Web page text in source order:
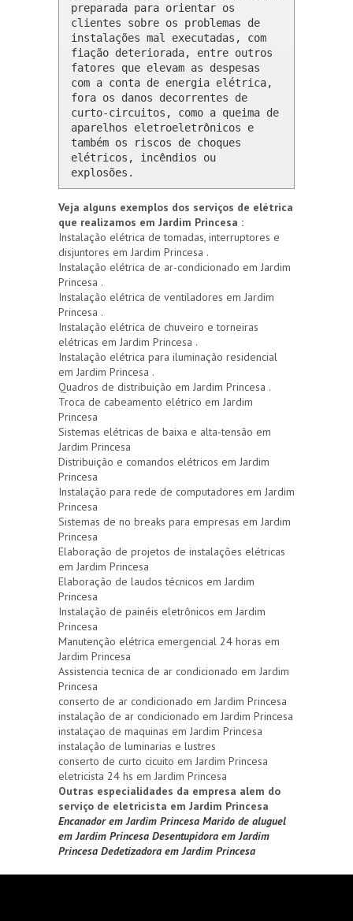
preparada para orientar os
clientes sobre os problemas de
instalações mal executadas, com
fiação deteriorada, entre outros
fatores que elevam as despesas
com a conta de energia elétrica,
fora os danos decorrentes de
curto-circuitos, como a queima de
aparelhos eletroeletrônicos e
também os riscos de choques
elétricos, incêndios ou
explosões.
Veja alguns exemplos dos serviços de elétrica
que realizamos em Jardim Princesa :
Instalação elétrica de tomadas, interruptores e
disjuntores em Jardim Princesa .
Instalação elétrica de ar-condicionado em Jardim
Princesa .
Instalação elétrica de ventiladores em Jardim
Princesa .
Instalação elétrica de chuveiro e torneiras
elétricas em Jardim Princesa .
Instalação elétrica para iluminação residencial
em Jardim Princesa .
Quadros de distribuição em Jardim Princesa .
Troca de cabeamento elétrico em Jardim
Princesa
Sistemas elétricas de baixa e alta-tensão em
Jardim Princesa
Distribuição e comandos elétricos em Jardim
Princesa
Instalação para rede de computadores em Jardim
Princesa
Sistemas de no breaks para empresas em Jardim
Princesa
Elaboração de projetos de instalações elétricas
em Jardim Princesa
Elaboração de laudos técnicos em Jardim
Princesa
Instalação de painéis eletrônicos em Jardim
Princesa
Manutenção elétrica emergencial 24 horas em
Jardim Princesa
Assistencia tecnica de ar condicionado em Jardim
Princesa
conserto de ar condicionado em Jardim Princesa
instalação de ar condicionado em Jardim Princesa
instalaçao de maquinas em Jardim Princesa
instalação de luminarias e lustres
conserto de curto cicuito em Jardim Princesa
eletricista 24 hs em Jardim Princesa
Outras especialidades da empresa alem do
serviço de eletricista em Jardim Princesa
Encanador em Jardim Princesa Marido de aluguel
em Jardim Princesa Desentupidora em Jardim
Princesa Dedetizadora em Jardim Princesa